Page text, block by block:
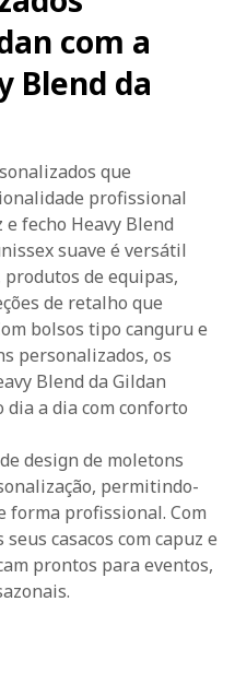
com a
Blend da
que
profissional
fecho Heavy Blend
suave é versátil
de equipas,
de retalho que
bolsos tipo canguru e
personalizados, os
Blend da Gildan
a dia com conforto
design de moletons
permitindo-
forma profissional. Com
casacos com capuz e
prontos para eventos,